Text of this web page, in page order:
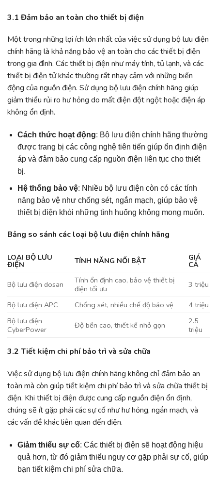
3.1 Đảm bảo an toàn cho thiết bị điện
Một trong những lợi ích lớn nhất của việc sử dụng bộ lưu điện
chính hãng là khả năng bảo vệ an toàn cho các thiết bị điện
trong gia đình. Các thiết bị điện như máy tính, tủ lạnh, và các
thiết bị điện tử khác thường rất nhạy cảm với những biến
động của nguồn điện. Sử dụng bộ lưu điện chính hãng giúp
giảm thiểu rủi ro hư hỏng do mất điện đột ngột hoặc điện áp
không ổn định.
Cách thức hoạt động: Bộ lưu điện chính hãng thường
được trang bị các công nghệ tiên tiến giúp ổn định điện
áp và đảm bảo cung cấp nguồn điện liên tục cho thiết
bị.
Hệ thống bảo vệ: Nhiều bộ lưu điện còn có các tính
năng bảo vệ như chống sét, ngắn mạch, giúp bảo vệ
thiết bị điện khỏi những tình huống không mong muốn.
Bảng so sánh các loại bộ lưu điện chính hãng
LOẠI BỘ LƯU
ĐIỆN TÍNH NĂNG NỔI BẬT GIÁ
CẢ
Bộ lưu điện dosan
Tính ổn định cao, bảo vệ thiết bị
điện tối ưu
3 triệu
Bộ lưu điện APC Chống sét, nhiều chế độ bảo vệ
4 triệu
Bộ lưu điện
CyberPower
Độ bền cao, thiết kế nhỏ gọn
2.5
triệu
3.2 Tiết kiệm chi phí bảo trì và sửa chữa
Việc sử dụng bộ lưu điện chính hãng không chỉ đảm bảo an
toàn mà còn giúp tiết kiệm chi phí bảo trì và sửa chữa thiết bị
điện. Khi thiết bị điện được cung cấp nguồn điện ổn định,
chúng sẽ ít gặp phải các sự cố như hư hỏng, ngắn mạch, và
các vấn đề khác liên quan đến điện.
Giảm thiểu sự cố: Các thiết bị điện sẽ hoạt động hiệu
quả hơn, từ đó giảm thiểu nguy cơ gặp phải sự cố, giúp
bạn tiết kiệm chi phí sửa chữa.